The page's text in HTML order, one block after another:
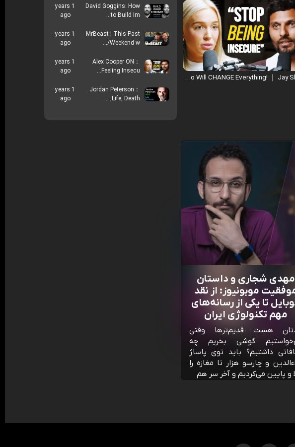
Alex Cooper ON： Feeling Insecure？ This Video Will CHANGE Everything! ｜ Jay Shetty
مهدی شجاری و داستان
موبونیوز: از نقد
تا یکی از رسانه‌‌های
مهم تکنولوژی ایران
هست قدیم‌ترها وقتی
گوشی بخریم چه
داشتیم؟ باید توی پاساژ
و چارسو هزار تا مغازه را
و پایین می‌کردیم و آخر سر هم
David Goggins: How
to Build Im...
1 years
ago
MrBeast | This Past
Weekend w/...
1 years
ago
Alex Cooper ON：
Feeling Insecu...
1 years
ago
Jordan Peterson：
Life, Death, ...
1 years
ago